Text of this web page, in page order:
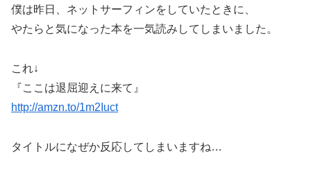
僕は昨日、ネットサーフィンをしていたときに、
やたらと気になった本を一気読みしてしまいました。
これ↓
『ここは退屈迎えに来て』
http://amzn.to/1m2Iuct
タイトルになぜか反応してしまいますね…